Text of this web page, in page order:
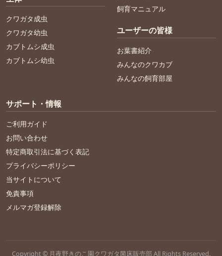
クワガタ成虫
クワガタ幼虫
カブトムシ成虫
カブトムシ幼虫
飼育マニュアル
ユーザーの皆様
お葉書紹介
みんなのクワカブ
みんなの飼育部屋
サポート・情報
ご利用ガイド
お問い合わせ
特定商取引法に基づく表記
プライバシーポリシー
当サイトについて
免責事項
メルマガ登録解除
Copyright © 月夜野きのこ園クワガタ菌床販売部 All Rights Reserved.